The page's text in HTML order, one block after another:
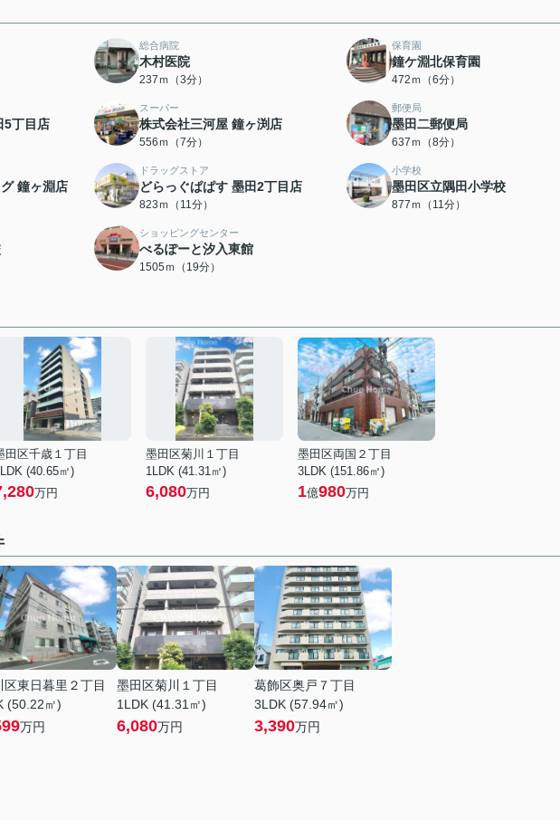
総合病院
木村医院
237ｍ（3分）
保育園
鐘ケ淵北保育園
472ｍ（6分）
5丁目店
スーパー
株式会社三河屋 鐘ヶ渕店
556ｍ（7分）
郵便局
墨田二郵便局
637ｍ（8分）
鐘ヶ淵店
ドラッグストア
どらっぐぱぱす 墨田2丁目店
823ｍ（11分）
小学校
墨田区立隅田小学校
877ｍ（11分）
ショッピングセンター
べるぽーと汐入東館
1505ｍ（19分）
田区千歳１丁目
(40.65㎡)
万円
墨田区菊川１丁目
1LDK (41.31㎡)
6,080万円
墨田区両国２丁目
3LDK (151.86㎡)
1億980万円
区東日暮里２丁目
(50.22㎡)
万円
墨田区菊川１丁目
1LDK (41.31㎡)
6,080万円
葛飾区奥戸７丁目
3LDK (57.94㎡)
3,390万円